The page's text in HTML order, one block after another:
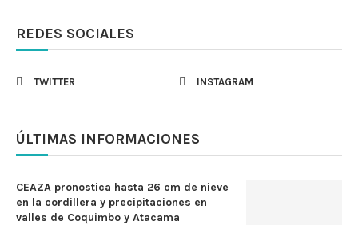
REDES SOCIALES
TWITTER INSTAGRAM
ÚLTIMAS INFORMACIONES
CEAZA pronostica hasta 26 cm de nieve
en la cordillera y precipitaciones en
valles de Coquimbo y Atacama